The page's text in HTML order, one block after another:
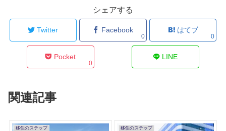
シェアする
Twitter Facebook
0
はてブ
0
Pocket
0
LINE
関連記事
移住のステップ 移住のステップ